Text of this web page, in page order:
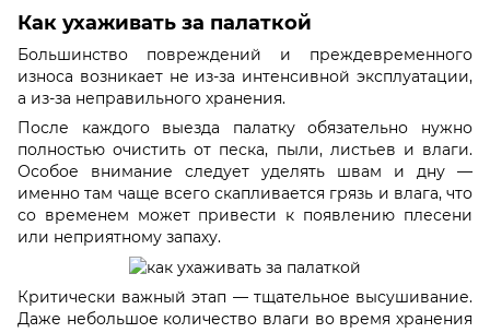
Как ухаживать за палаткой
Большинство повреждений и преждевременного
износа возникает не из-за интенсивной эксплуатации,
а из-за неправильного хранения.
После каждого выезда палатку обязательно нужно
полностью очистить от песка, пыли, листьев и влаги.
Особое внимание следует уделять швам и дну —
именно там чаще всего скапливается грязь и влага, что
со временем может привести к появлению плесени
или неприятному запаху.
Критически важный этап — тщательное высушивание.
Даже небольшое количество влаги во время хранения